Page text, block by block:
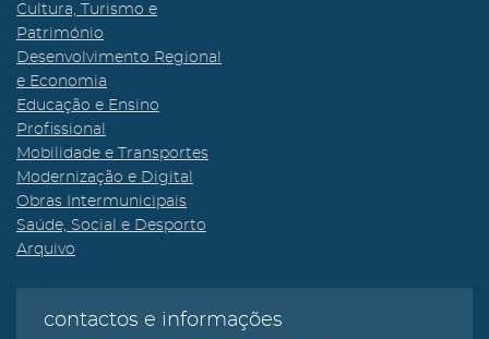
Cultura, Turismo e
Património
Desenvolvimento Regional
e Economia
Educação e Ensino
Profissional
Mobilidade e Transportes
Modernização e Digital
Obras Intermunicipais
Saúde, Social e Desporto
Arquivo
contactos e informações